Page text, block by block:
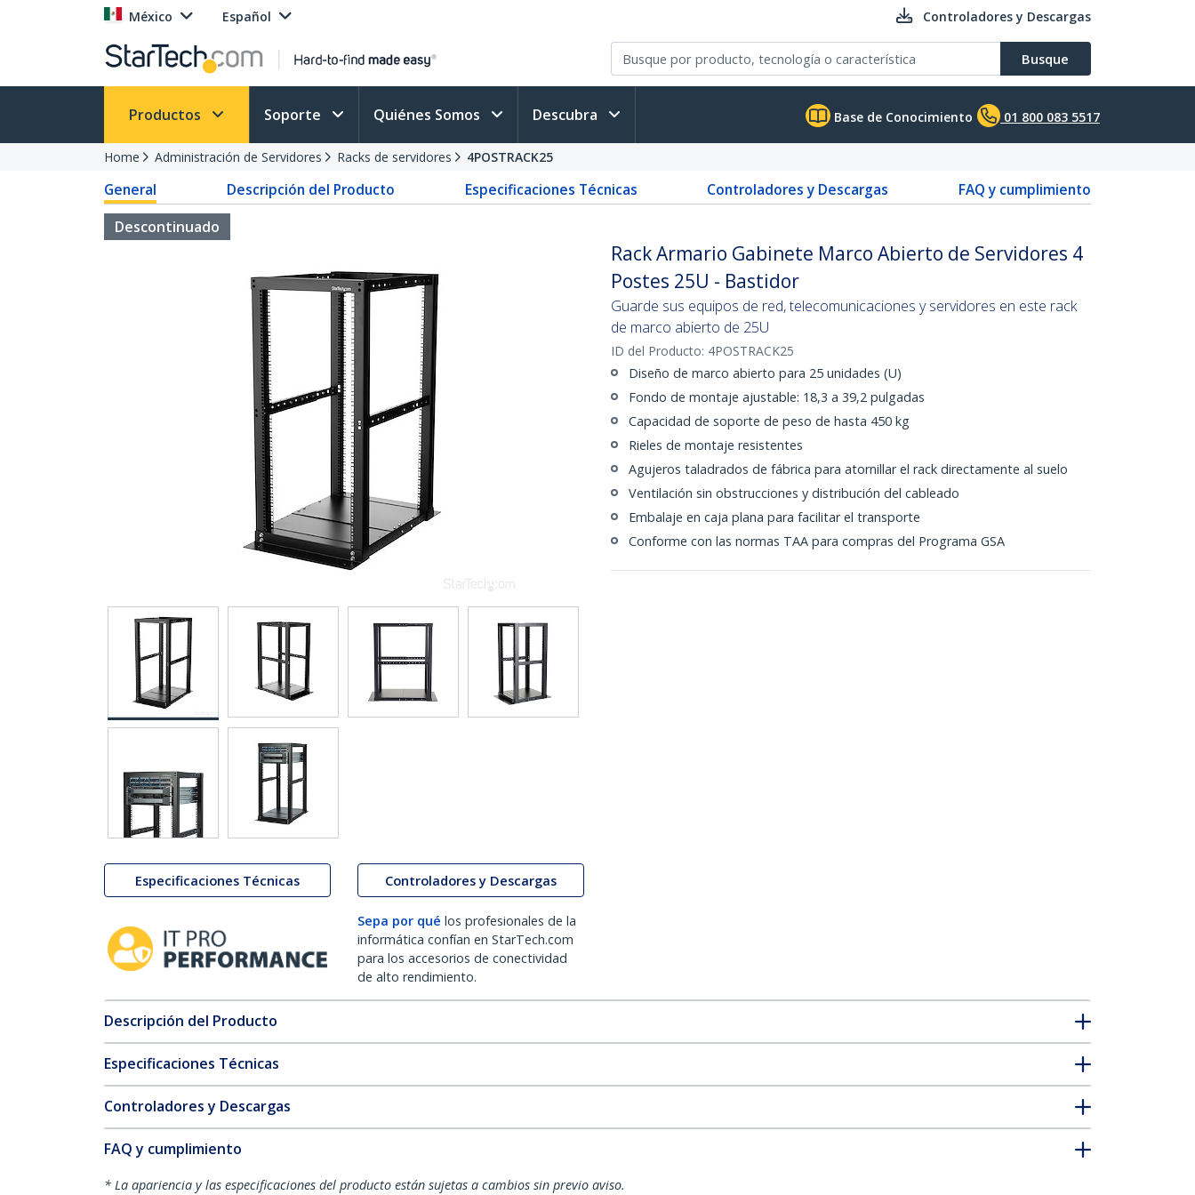
México Español Controladores y Descargas
Busque
Productos Soporte Quiénes Somos Descubra Base de Conocimiento 01 800 083 5517
Home Administración de Servidores Racks de servidores 4POSTRACK25
General Descripción del Producto Especificaciones Técnicas Controladores y Descargas
FAQ y cumplimiento
Descontinuado
Especificaciones Técnicas Controladores y Descargas
Sepa por qué los profesionales de la
informática confían en StarTech.com
para los accesorios de conectividad
de alto rendimiento.
Rack Armario Gabinete Marco Abierto de Servidores 4
Postes 25U - Bastidor
Guarde sus equipos de red, telecomunicaciones y servidores en este rack
de marco abierto de 25U
ID del Producto: 4POSTRACK25
Diseño de marco abierto para 25 unidades (U)
Fondo de montaje ajustable: 18,3 a 39,2 pulgadas
Capacidad de soporte de peso de hasta 450 kg
Rieles de montaje resistentes
Agujeros taladrados de fábrica para atornillar el rack directamente al suelo
Ventilación sin obstrucciones y distribución del cableado
Embalaje en caja plana para facilitar el transporte
Conforme con las normas TAA para compras del Programa GSA
Descripción del Producto
Especificaciones Técnicas
Controladores y Descargas
FAQ y cumplimiento
* La apariencia y las especificaciones del producto están sujetas a cambios sin previo aviso.